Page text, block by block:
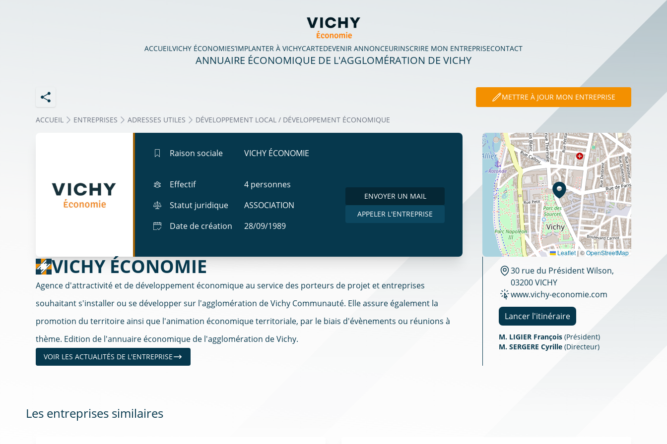
ACCUEILVICHY ÉCONOMIES’IMPLANTER À VICHYCARTEDEVENIR ANNONCEURINSCRIRE MON ENTREPRISECONTACT
ANNUAIRE ÉCONOMIQUE DE L'AGGLOMÉRATION DE VICHY
METTRE À JOUR MON ENTREPRISE
ACCUEIL ENTREPRISES ADRESSES UTILES DÉVELOPPEMENT LOCAL / DÉVELOPPEMENT ÉCONOMIQUE
Raison sociale VICHY ÉCONOMIE
Effectif
4 personnes
Statut juridique
ASSOCIATION
Date de création
28/09/1989
ENVOYER UN MAIL
APPELER L'ENTREPRISE
VICHY ÉCONOMIE
Agence d'attractivité et de développement économique au service des porteurs de projet et entreprises
souhaitant s'installer ou se développer sur l'agglomération de Vichy Communauté. Elle assure également la
promotion du territoire ainsi que l'animation économique territoriale, par le biais d'évènements ou réunions à
thème. Edition de l'annuaire économique de l'agglomération de Vichy.
VOIR LES ACTUALITÉS DE L'ENTREPRISE
Leaflet | ©OpenStreetMap
30 rue du Président Wilson,
03200 VICHY
www.vichy-economie.com
Lancer l'itinéraire
M. LIGIER François (Président)
M. SERGERE Cyrille (Directeur)
Les entreprises similaires